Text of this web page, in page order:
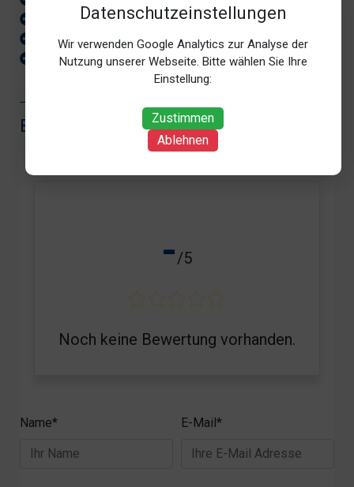
Datenschutzeinstellungen
Wir verwenden Google Analytics zur Analyse der
Nutzung unserer Webseite. Bitte wählen Sie Ihre
Einstellung:
Zustimmen
Ablehnen
Haftpflichtschaden
Hauptuntersuchung
Totalschaden
Unfallmeldung
Wertgutachten
BEWERTUNG
-/5
Noch keine Bewertung vorhanden.
Name* E-Mail*